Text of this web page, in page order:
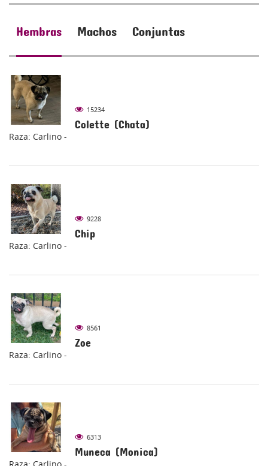
Hembras Machos Conjuntas
15234
Colette (Chata)
Raza: Carlino -
9228
Chip
Raza: Carlino -
8561
Zoe
Raza: Carlino -
6313
Muneca (Monica)
Raza: Carlino -